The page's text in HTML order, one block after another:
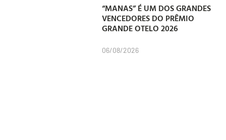
“MANAS” É UM DOS GRANDES
VENCEDORES DO PRÊMIO
GRANDE OTELO 2026
06/08/2026